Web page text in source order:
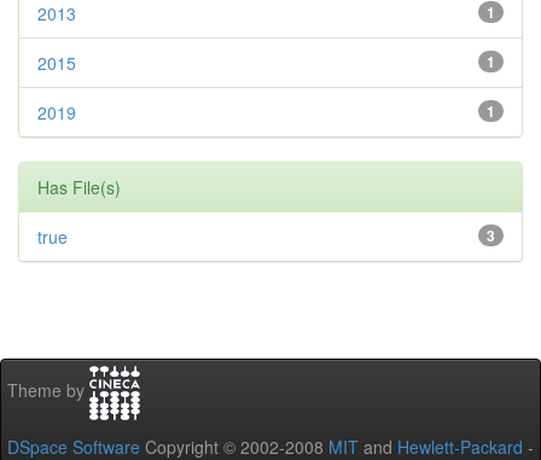
1
2013
1
2015
1
2019
Has File(s)
3
true
Theme by
DSpace Software Copyright © 2002-2008 MIT and Hewlett-Packard -